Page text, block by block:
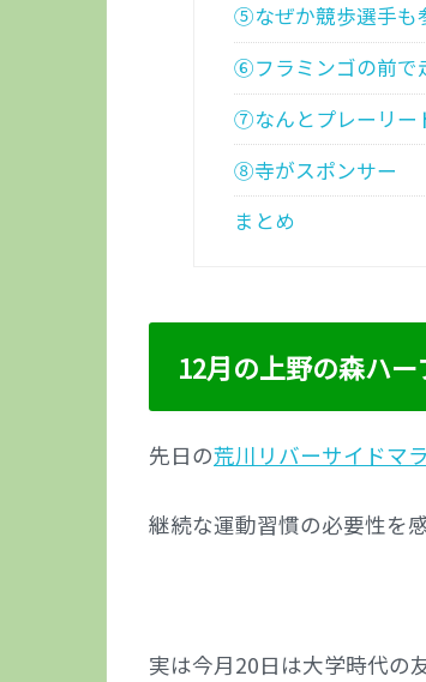
⑤なぜか競歩選手も
⑥フラミンゴの前で
⑦なんとプレーリー
⑧寺がスポンサー
まとめ
12月の上野の森ハ
先日の荒川リバーサイドマ
継続な運動習慣の必要性を
実は今月20日は大学時代の